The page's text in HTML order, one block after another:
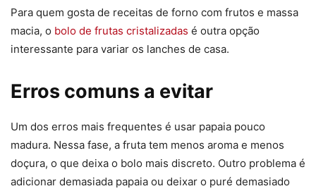
Para quem gosta de receitas de forno com frutos e massa
macia, o bolo de frutas cristalizadas é outra opção
interessante para variar os lanches de casa.
Erros comuns a evitar
Um dos erros mais frequentes é usar papaia pouco
madura. Nessa fase, a fruta tem menos aroma e menos
doçura, o que deixa o bolo mais discreto. Outro problema é
adicionar demasiada papaia ou deixar o puré demasiado